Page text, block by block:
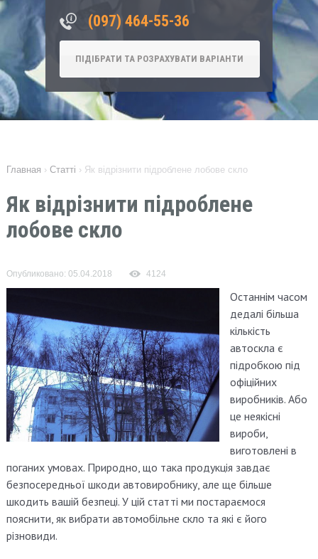
‎(097) 464-55-36
ПІДІБРАТИ ТА РОЗРАХУВАТИ ВАРІАНТИ
Главная › Статті › Як відрізнити підроблене лобове скло
Як відрізнити підроблене
лобове скло
Опубликовано: 05.04.2018 4124
Останнім часом
дедалі більша
кількість
автоскла є
підробкою під
офіційних
виробників. Або
це неякісні
вироби,
виготовлені в
поганих умовах. Природно, що така продукція завдає
безпосередньої шкоди автовиробнику, але ще більше
шкодить вашій безпеці. У цій статті ми постараємося
пояснити, як вибрати автомобільне скло та які є його
різновиди.